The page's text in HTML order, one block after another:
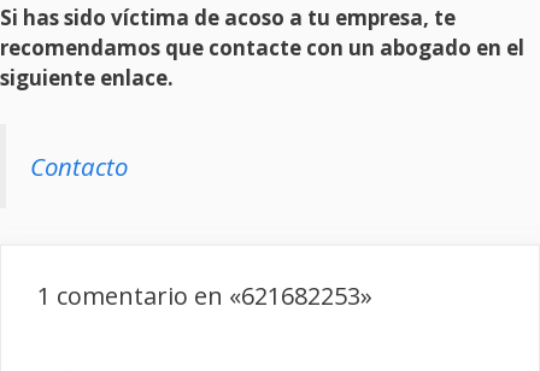
Si has sido víctima de acoso a tu empresa, te
recomendamos que contacte con un abogado en el
siguiente enlace.
Contacto
1 comentario en «621682253»